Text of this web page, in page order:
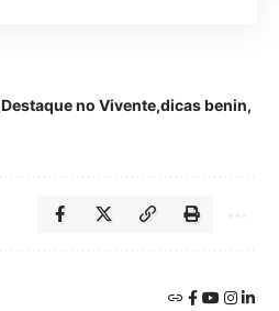
Destaque no Vivente dicas benin